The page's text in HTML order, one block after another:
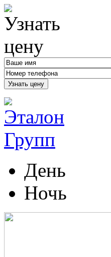
Узнать цену
День
Ночь